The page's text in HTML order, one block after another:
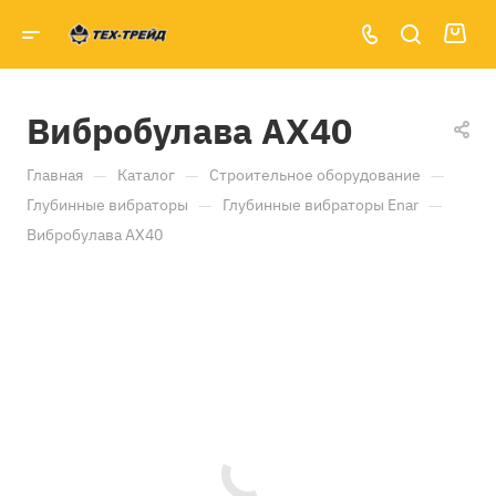
Вибробулава AX40
Главная — Каталог — Строительное оборудование —
Глубинные вибраторы — Глубинные вибраторы Enar —
Вибробулава AX40